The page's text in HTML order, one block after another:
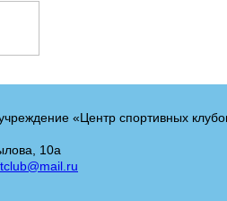
«Центр спортивных
10а